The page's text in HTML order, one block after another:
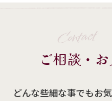
Contact
ご相談・
どんな些細な事でもお